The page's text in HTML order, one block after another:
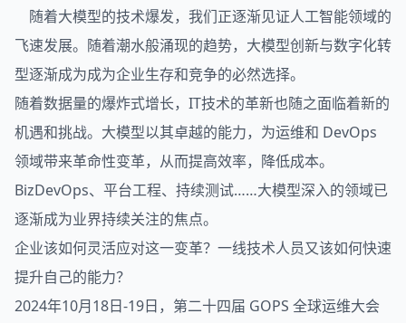
随着大模型的技术爆发，我们正逐渐见证人工智能领域的
飞速发展。随着潮水般涌现的趋势，大模型创新与数字化转
型逐渐成为成为企业生存和竞争的必然选择。
随着数据量的爆炸式增长，IT技术的革新也随之面临着新的
机遇和挑战。大模型以其卓越的能力，为运维和 DevOps
领域带来革命性变革，从而提高效率，降低成本。
BizDevOps、平台工程、持续测试……大模型深入的领域已
逐渐成为业界持续关注的焦点。
企业该如何灵活应对这一变革？一线技术人员又该如何快速
提升自己的能力？
2024年10月18日-19日，第二十四届 GOPS 全球运维大会